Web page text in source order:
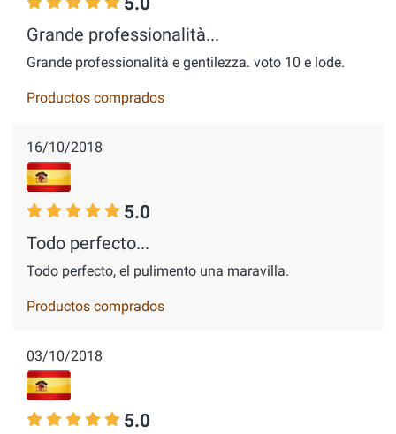
Grande professionalità...
Grande professionalità e gentilezza. voto 10 e lode.
Productos comprados
16/10/2018
5.0
Todo perfecto...
Todo perfecto, el pulimento una maravilla.
Productos comprados
03/10/2018
5.0